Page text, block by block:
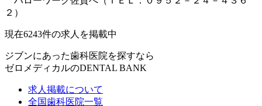
２）
現在6243件の求人を掲載中
ジブンにあった歯科医院を探すなら
ゼロメディカルのDENTAL BANK
求人掲載について
全国歯科医院一覧